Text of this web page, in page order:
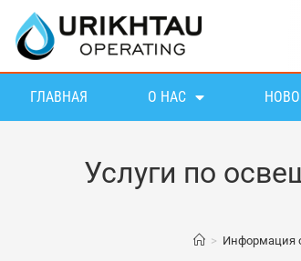
ГЛАВНАЯ О НАС
Услуги по
> Информация